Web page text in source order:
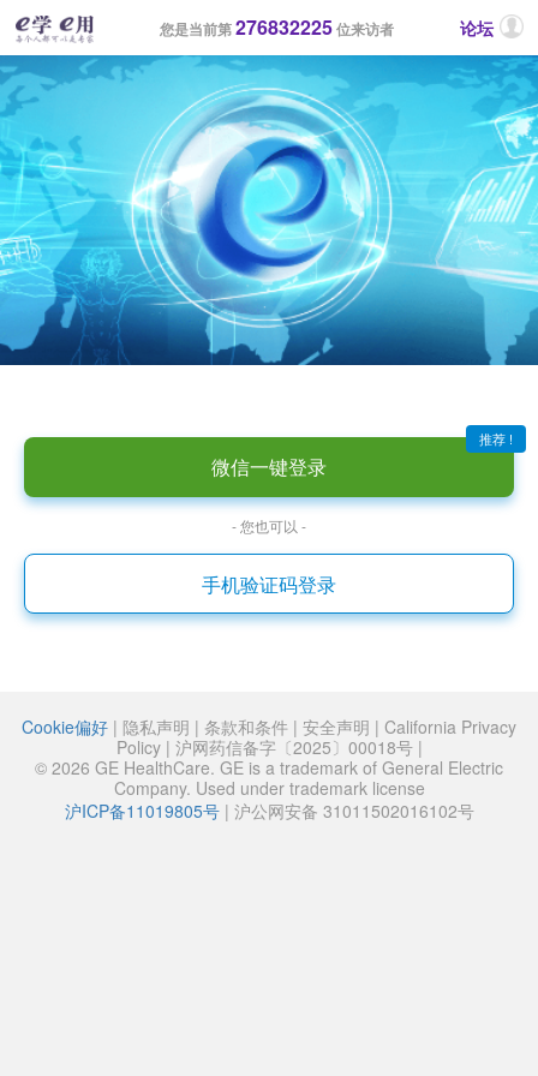
您是当前第276832225位来访者 论坛
推荐 !
微信一键登录
- 您也可以 -
手机验证码登录
Cookie偏好 | 隐私声明 | 条款和条件 | 安全声明 | California Privacy
Policy| 沪网药信备字〔2025〕00018号|
© 2026 GE HealthCare. GE is a trademark of General Electric
Company. Used under trademark license
沪ICP备11019805号| 沪公网安备 31011502016102号